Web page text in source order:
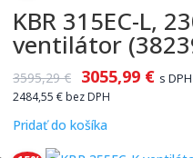
KBR 315EC-L,
ventilátor
3595,29€ 3055,99 € s DPH
2484,55 € bez DPH
Pridať do košíka